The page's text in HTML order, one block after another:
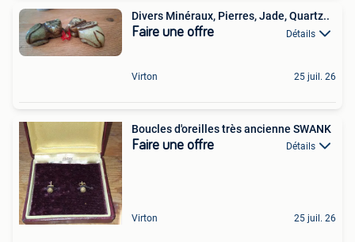
Divers Minéraux, Pierres, Jade, Quartz..
Faire une offre Détails
Virton 25 juil. 26
Boucles d'oreilles très ancienne SWANK
Faire une offre Détails
Virton 25 juil. 26